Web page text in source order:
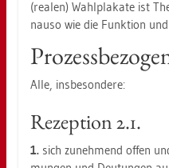
(rea­len) Wahl­pla­ka­te ist
nau­so wie die Funk­ti­on
Alle, ins­be­son­de­re:
Re­zep­ti­on 2.1.
1. sich zu­neh­mend offen